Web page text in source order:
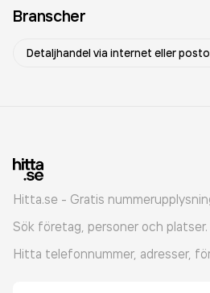
Branscher
Hitta.se - Gratis
Sök företag, personer och platser.
Hitta telefonnummer, adresser,